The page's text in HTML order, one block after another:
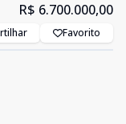
R$ 6.700.000,00
Favorito